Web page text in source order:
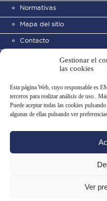
Gestionar el
las cookies
Esta página Web, cuyo responsable es
terceros para realizar análisis de uso..
Puede aceptar todas las cookies
algunas de ellas pulsando ver
Ver
Cementerio Municipal de San
José
Normativas
Mapa del sitio
Contacto